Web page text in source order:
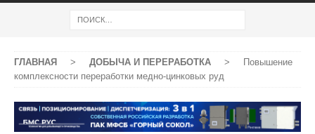
ГЛАВНАЯ > ДОБЫЧА И ПЕРЕРАБОТКА >
Повышение
комплексности переработки медно-цинковых руд